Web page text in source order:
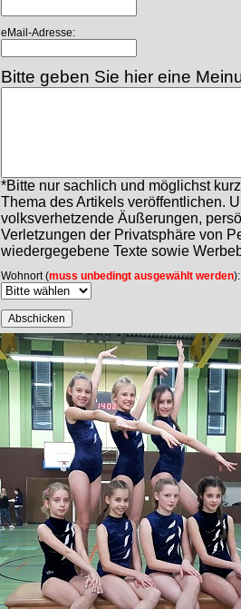
eMail-Adresse:
Bitte geben Sie hier eine
*Bitte nur sachlich und möglichst
Thema des Artikels veröffentlichen.
volksverhetzende Äußerungen,
Verletzungen der Privatsphäre von
wiedergegebene Texte sowie
Wohnort (muss unbedingt ausgewählt werden):